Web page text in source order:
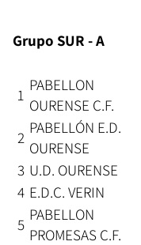
Grupo SUR - A
1
PABELLON
OURENSE C.F.
2
PABELLÓN E.D.
OURENSE
3 U.D. OURENSE
4 E.D.C. VERIN
5
PABELLON
PROMESAS C.F.